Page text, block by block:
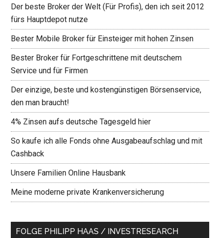
Der beste Broker der Welt (Für Profis), den ich seit 2012
fürs Hauptdepot nutze
Bester Mobile Broker für Einsteiger mit hohen Zinsen
Bester Broker für Fortgeschrittene mit deutschem
Service und für Firmen
Der einzige, beste und kostengünstigen Börsenservice,
den man braucht!
4% Zinsen aufs deutsche Tagesgeld hier
So kaufe ich alle Fonds ohne Ausgabeaufschlag und mit
Cashback
Unsere Familien Online Hausbank
Meine moderne private Krankenversicherung
FOLGE PHILIPP HAAS / INVESTRESEARCH